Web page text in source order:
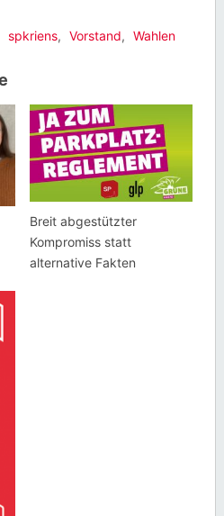
spkriens, Vorstand, Wahlen
Breit abgestützter
Kompromiss statt
alternative Fakten